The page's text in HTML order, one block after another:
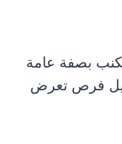
بصفة عامة
فرص تعرض